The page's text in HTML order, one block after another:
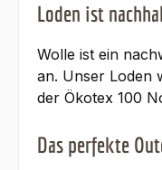
Loden ist
Wolle ist ein
an. Unser Loden
der Ökotex 100
Das perfekte